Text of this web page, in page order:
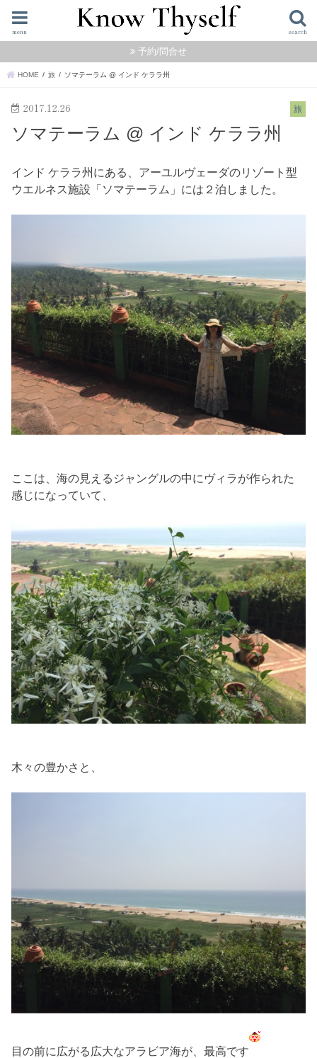
search
menu
予約/問合せ
HOME 旅 ソマテーラム @ インド ケララ州
旅
2017.12.26
ソマテーラム @ インド ケララ州
インド ケララ州にある、アーユルヴェーダのリゾート型
ウエルネス施設「ソマテーラム」には２泊しました。
ここは、海の見えるジャングルの中にヴィラが作られた
感じになっていて、
木々の豊かさと、
目の前に広がる広大なアラビア海が、最高です